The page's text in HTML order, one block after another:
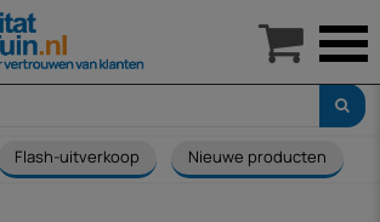
Flash-uitverkoop Nieuwe producten
